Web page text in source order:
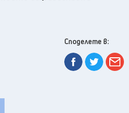
Споделете в: